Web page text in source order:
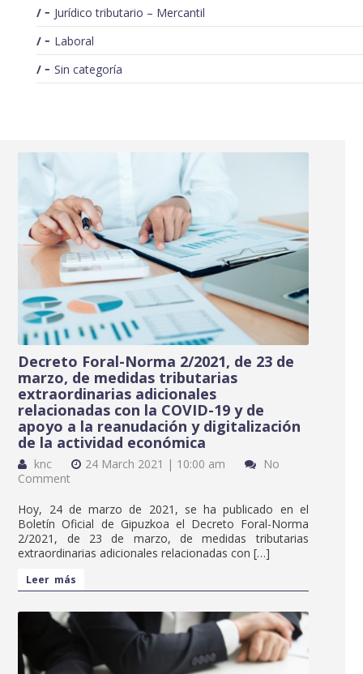
Jurídico tributario – Mercantil
Laboral
Sin categoría
Decreto Foral-Norma 2/2021, de 23 de
marzo, de medidas tributarias
extraordinarias adicionales
relacionadas con la COVID-19 y de
apoyo a la reanudación y digitalización
de la actividad económica
knc 24 March 2021 | 10:00 am
No
Comment
Hoy, 24 de marzo de 2021, se ha publicado en el
Boletín Oficial de Gipuzkoa el Decreto Foral-Norma
2/2021, de 23 de marzo, de medidas tributarias
extraordinarias adicionales relacionadas con […]
Leer más